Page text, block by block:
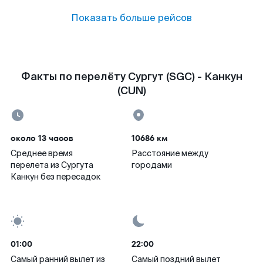
Показать больше рейсов
Факты по перелёту Сургут (SGC) - Канкун
(CUN)
около 13 часов
Среднее время
перелета из Сургута
Канкун без пересадок
10686 км
Расстояние между
городами
01:00
Самый ранний вылет из
22:00
Самый поздний вылет